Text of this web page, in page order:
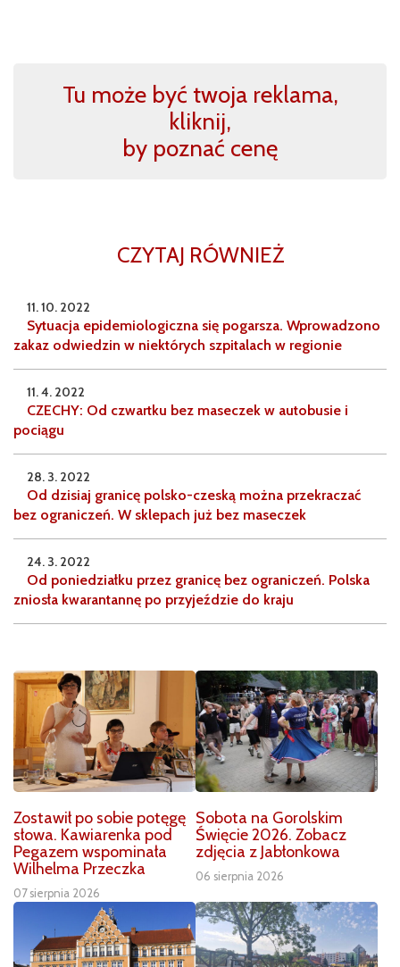
Tu może być twoja reklama,
kliknij,
by poznać cenę
CZYTAJ RÓWNIEŻ
11. 10. 2022
Sytuacja epidemiologiczna się pogarsza. Wprowadzono
zakaz odwiedzin w niektórych szpitalach w regionie
11. 4. 2022
CZECHY: Od czwartku bez maseczek w autobusie i
pociągu
28. 3. 2022
Od dzisiaj granicę polsko-czeską można przekraczać
bez ograniczeń. W sklepach już bez maseczek
24. 3. 2022
Od poniedziałku przez granicę bez ograniczeń. Polska
zniosła kwarantannę po przyjeździe do kraju
Zostawił po sobie potęgę
słowa. Kawiarenka pod
Pegazem wspominała
Wilhelma Przeczka
07 sierpnia 2026
Sobota na Gorolskim
Święcie 2026. Zobacz
zdjęcia z Jabłonkowa
06 sierpnia 2026